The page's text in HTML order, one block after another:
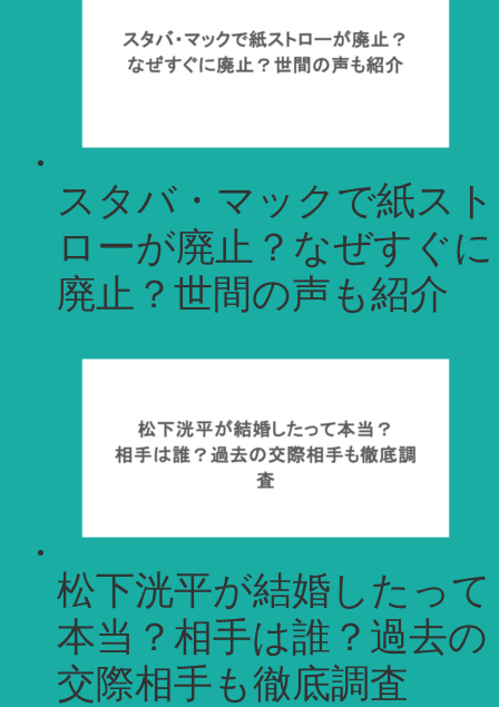
スタバ・マックで紙スト
ローが廃止？なぜすぐに
廃止？世間の声も紹介
松下洸平が結婚したって
本当？相手は誰？過去の
交際相手も徹底調査